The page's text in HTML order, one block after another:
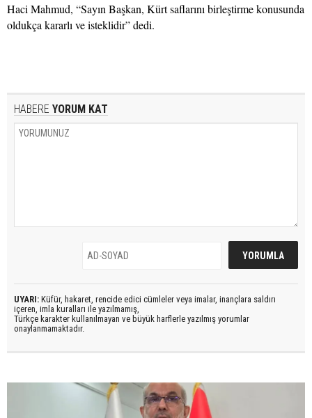
Haci Mahmud, “Sayın Başkan, Kürt saflarını birleştirme konusunda
oldukça kararlı ve isteklidir” dedi.
HABERE YORUM KAT
UYARI: Küfür, hakaret, rencide edici cümleler veya imalar, inançlara saldırı
içeren, imla kuralları ile yazılmamış,
Türkçe karakter kullanılmayan ve büyük harflerle yazılmış yorumlar
onaylanmamaktadır.